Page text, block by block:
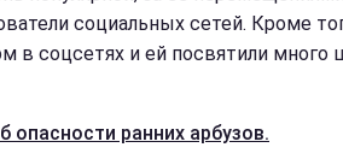
социальных сетей. Кроме
в соцсетях и ей посвятили много
опасности ранних арбузов.